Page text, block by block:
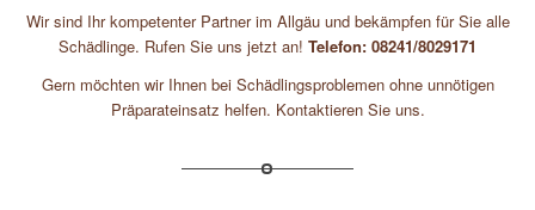
Wir sind Ihr kompetenter Partner im Allgäu und bekämpfen für Sie alle
Schädlinge. Rufen Sie uns jetzt an! Telefon: 08241/8029171
Gern möchten wir Ihnen bei Schädlingsproblemen ohne unnötigen
Präparateinsatz helfen. Kontaktieren Sie uns.